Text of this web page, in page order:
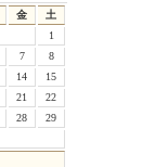
金 土
1
7
8
14
15
21
22
28
29